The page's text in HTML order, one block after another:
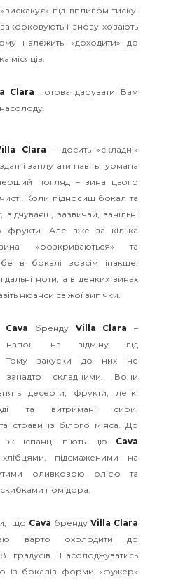
під впливом тиску.
і знову ховають
належить «доходити» до
місяців.
Clara готова дарувати Вам
Clara – досить «складні»
заплутати навіть гурмана
погляд – вина цього
Коли підносиш бокал та
зазвичай, ванільні
фрукти. Але вже за кілька
«розкриваються» та
в бокалі зовсім інакше:
ноти, а в деяких винах
нюанси свіжої випічки.
Cava бренду Villa Clara –
напої, на відміну від
Тому закуски до них не
занадто складними. Вони
десерти, фрукти, легкі
та витримані сири,
страви із білого м’яса. До
ж іспанці п’ють цю Cava
підсмаженими на
оливковою олією та
помідора.
що Cava бренду Villa Clara
варто охолодити до
градусів. Насолоджуватись
із бокалів форми «фужер»